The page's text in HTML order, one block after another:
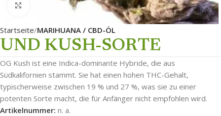
Click to enlarge
Startseite MARIHUANA / CBD-ÖL
UND KUSH-SORTE
OG Kush ist eine Indica-dominante Hybride, die aus
Südkalifornien stammt. Sie hat einen hohen THC-Gehalt,
typischerweise zwischen 19 % und 27 %, was sie zu einer
potenten Sorte macht, die für Anfänger nicht empfohlen wird.
Artikelnummer: n. a.